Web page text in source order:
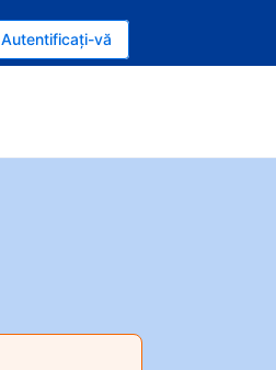
Autentificați-vă